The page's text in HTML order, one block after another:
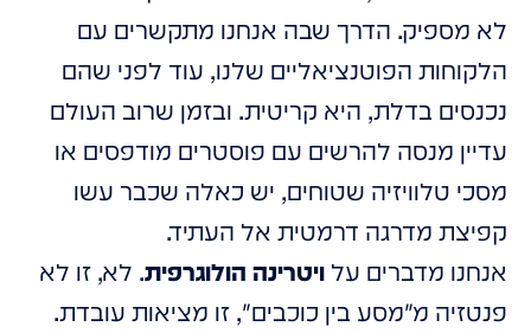
לא מספיק. הדרך שבה אנחנו מתקשרים עם
הלקוחות הפוטנציאליים שלנו, עוד לפני שהם
נכנסים בדלת, היא קריטית. ובזמן שרוב העולם
עדיין מנסה להרשים עם פוסטרים מודפסים או
מסכי טלוויזיה שטוחים, יש כאלה שכבר עשו
קפיצת מדרגה דרמטית אל העתיד.
אנחנו מדברים על ויטרינה הולוגרפית. לא, זו לא
פנטזיה מ"מסע בין כוכבים", זו מציאות עובדת.